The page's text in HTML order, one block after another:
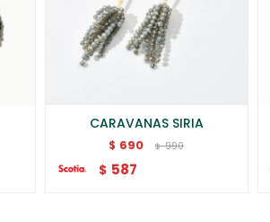
CARAVANAS SIRIA
$ 690 $ 990
$ 587